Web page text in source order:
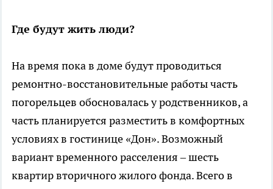
Где будут жить люди?
На время пока в доме будут проводиться
ремонтно-восстановительные работы часть
погорельцев обосновалась у родственников, а
часть планируется разместить в комфортных
условиях в гостинице «Дон». Возможный
вариант временного расселения – шесть
квартир вторичного жилого фонда. Всего в